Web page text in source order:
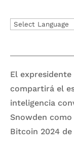
El
compartirá el
inteligencia
Snowden
Bitcoin 2024